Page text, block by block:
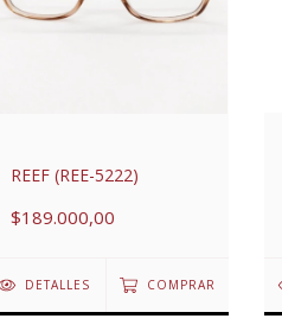
REEF (REE-5222)
$189.000,00
DETALLES COMPRAR